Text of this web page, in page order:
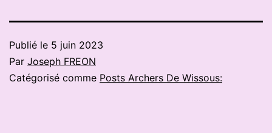
Publié le 5 juin 2023
Par Joseph FREON
Catégorisé comme Posts Archers De Wissous: